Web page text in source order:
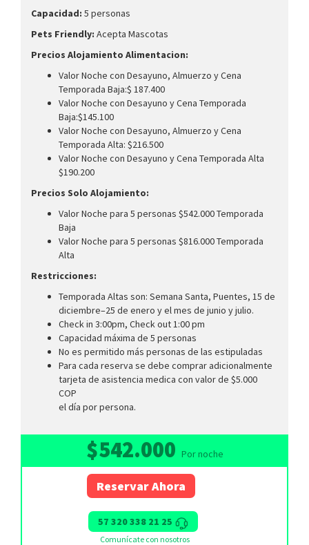
Capacidad: 5 personas
Pets Friendly: Acepta Mascotas
Precios Alojamiento Alimentacion:
Valor Noche con Desayuno, Almuerzo y Cena
Temporada Baja:$ 187.400
Valor Noche con Desayuno y Cena Temporada
Baja:$145.100
Valor Noche con Desayuno, Almuerzo y Cena
Temporada Alta: $216.500
Valor Noche con Desayuno y Cena Temporada Alta
$190.200
Precios Solo Alojamiento:
Valor Noche para 5 personas $542.000 Temporada
Baja
Valor Noche para 5 personas $816.000 Temporada
Alta
Restricciones:
Temporada Altas son: Semana Santa, Puentes, 15 de
diciembre–25 de enero y el mes de junio y julio.
Check in 3:00pm, Check out 1:00 pm
Capacidad máxima de 5 personas
No es permitido más personas de las estipuladas
Para cada reserva se debe comprar adicionalmente
tarjeta de asistencia medica con valor de $5.000
COP
el día por persona.
$542.000 Por noche
Reservar Ahora
57 320 338 21 25
Comunícate con nosotros